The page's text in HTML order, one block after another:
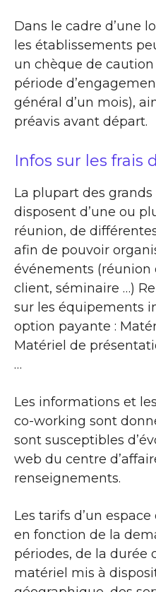
Dans le cadre d’une
les établissements
un chèque de
période
général d’un mois),
préavis avant départ.
Infos sur les frais
La plupart des
disposent d’une ou
réunion, de
afin de pouvoir
événements (réunion
client, séminaire …)
sur les équipements
option payante :
Matériel de
…
Les informations et
co-working sont
sont susceptibles
web du centre
renseignements.
Les tarifs d’un
en fonction de la
périodes, de la durée
matériel mis à